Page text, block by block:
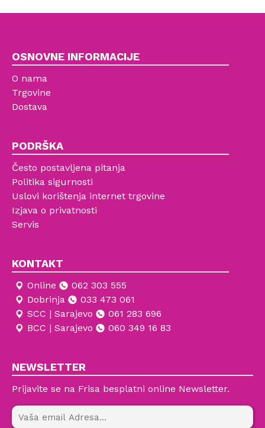
OSNOVNE INFORMACIJE
O nama
Trgovine
Dostava
PODRŠKA
Često postavljena pitanja
Politika sigurnosti
Uslovi korištenja internet trgovine
Izjava o privatnosti
Servis
KONTAKT
Online
062 303 555
Dobrinja
033 473 061
SCC | Sarajevo
061 283 696
BCC | Sarajevo
060 349 16 83
NEWSLETTER
Prijavite se na Frisa besplatni online Newsletter.